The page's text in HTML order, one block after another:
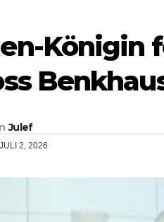
Königin
Julef
JULI 2, 2026